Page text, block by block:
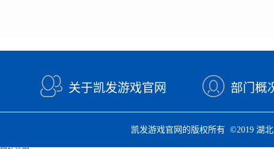
关于凯发游戏官网 部门概
凯发游戏官网的版权所有 ©2019 湖